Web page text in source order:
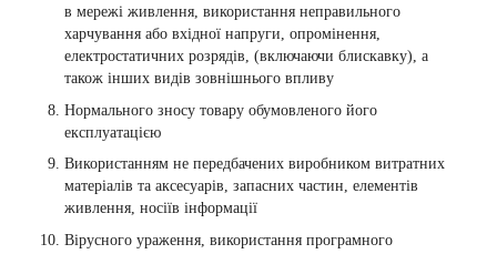
в мережі живлення, використання неправильного
харчування або вхідної напруги, опромінення,
електростатичних розрядів, (включаючи блискавку), а
також інших видів зовнішнього впливу
Нормального зносу товару обумовленого його
експлуатацією
Використанням не передбачених виробником витратних
матеріалів та аксесуарів, запасних частин, елементів
живлення, носіїв інформації
Вірусного ураження, використання програмного